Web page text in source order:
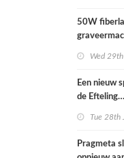
50W
Wed
Een nieuw
de
Tue 28th
Pragmeta